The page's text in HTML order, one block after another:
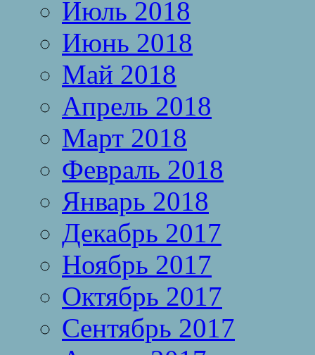
Июль 2018
Июнь 2018
Май 2018
Апрель 2018
Март 2018
Февраль 2018
Январь 2018
Декабрь 2017
Ноябрь 2017
Октябрь 2017
Сентябрь 2017